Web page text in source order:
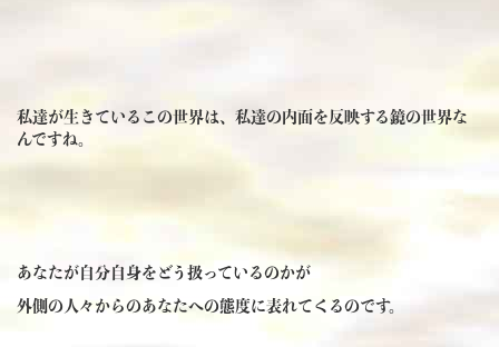
私達が生きているこの世界は、私達の内面を反映する鏡の世界な
んですね。
あなたが自分自身をどう扱っているのかが
外側の人々からのあなたへの態度に表れてくるのです。